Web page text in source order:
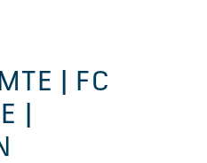
| FC
|